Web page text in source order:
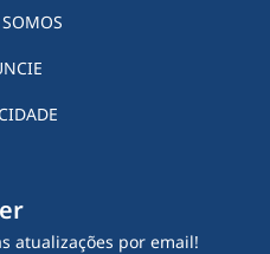
atualizações por email!